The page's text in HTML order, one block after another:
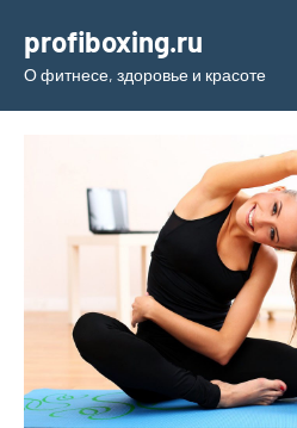
содержимому
profiboxing.ru
О фитнесе, здоровье и красоте